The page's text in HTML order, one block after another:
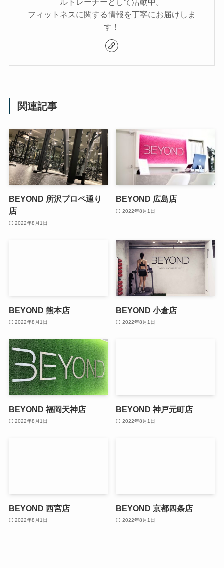
フィットネスに関する情報を丁寧にお届けしま
す！
関連記事
BEYOND 所沢プロペ通り
店
2022年8月1日
BEYOND 広島店
2022年8月1日
BEYOND 熊本店
2022年8月1日
BEYOND 小倉店
2022年8月1日
BEYOND 福岡天神店
2022年8月1日
BEYOND 神戸元町店
2022年8月1日
BEYOND 西宮店
2022年8月1日
BEYOND 京都四条店
2022年8月1日